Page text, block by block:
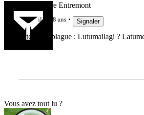
Marc Lièvre Entremont
il y a 8 ans Signaler
Attention, blague : Lutumailagi ?
Vous avez tout lu ?